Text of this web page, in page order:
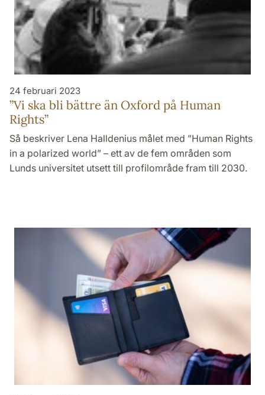
24 februari 2023
”Vi ska bli bättre än Oxford på Human
Rights”
Så beskriver Lena Halldenius målet med ”Human Rights
in a polarized world” – ett av de fem områden som
Lunds universitet utsett till profilområde fram till 2030.